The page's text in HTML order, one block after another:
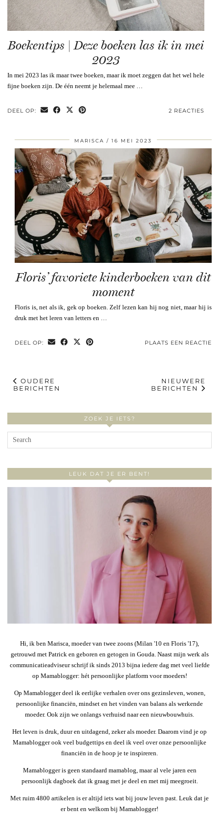
Boekentips | Deze boeken las ik in mei
2023
In mei 2023 las ik maar twee boeken, maar ik moet zeggen dat het wel hele
fijne boeken zijn. De één neemt je helemaal mee …
DEEL OP: 2 REACTIES
MARISCA 16 MEI 2023
Floris’ favoriete kinderboeken van dit
moment
Floris is, net als ik, gek op boeken. Zelf lezen kan hij nog niet, maar hij is
druk met het leren van letters en …
DEEL OP: PLAATS EEN REACTIE
OUDERE
BERICHTEN
NIEUWERE
BERICHTEN
ZOEK JE IETS?
LEUK DAT JE ER BENT!
Hi, ik ben Marisca, moeder van twee zoons (Milan '10 en Floris '17),
getrouwd met Patrick en geboren en getogen in Gouda. Naast mijn werk als
communicatieadviseur schrijf ik sinds 2013 bijna iedere dag met veel liefde
op Mamablogger: hét persoonlijke platform voor moeders!
Op Mamablogger deel ik eerlijke verhalen over ons gezinsleven, wonen,
persoonlijke financiën, mindset en het vinden van balans als werkende
moeder. Ook zijn we onlangs verhuisd naar een nieuwbouwhuis.
Het leven is druk, duur en uitdagend, zeker als moeder. Daarom vind je op
Mamablogger ook veel budgettips en deel ik veel over onze persoonlijke
financiën in de hoop je te inspireren.
Mamablogger is geen standaard mamablog, maar al vele jaren een
persoonlijk dagboek dat ik graag met je deel en met mij meegroeit.
Met ruim 4800 artikelen is er altijd iets wat bij jouw leven past. Leuk dat je
er bent en welkom bij Mamablogger!